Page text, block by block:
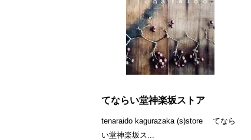
てならい堂神楽坂ストア
tenaraido kagurazaka (s)store てなら
い堂神楽坂ス...